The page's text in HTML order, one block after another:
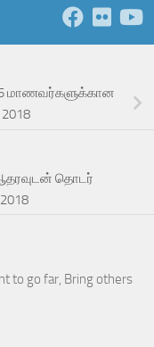
மாணவர்களுக்கான
தொடர்
to go far, Bring others